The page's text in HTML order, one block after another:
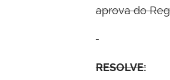
aprova do
RESOLVE: